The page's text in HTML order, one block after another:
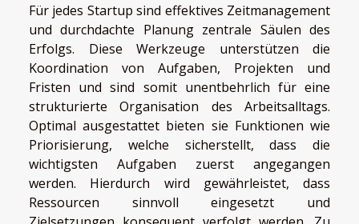
Für jedes Startup sind effektives Zeitmanagement
und durchdachte Planung zentrale Säulen des
Erfolgs. Diese Werkzeuge unterstützen die
Koordination von Aufgaben, Projekten und
Fristen und sind somit unentbehrlich für eine
strukturierte Organisation des Arbeitsalltags.
Optimal ausgestattet bieten sie Funktionen wie
Priorisierung, welche sicherstellt, dass die
wichtigsten Aufgaben zuerst angegangen
werden. Hierdurch wird gewährleistet, dass
Ressourcen sinnvoll eingesetzt und